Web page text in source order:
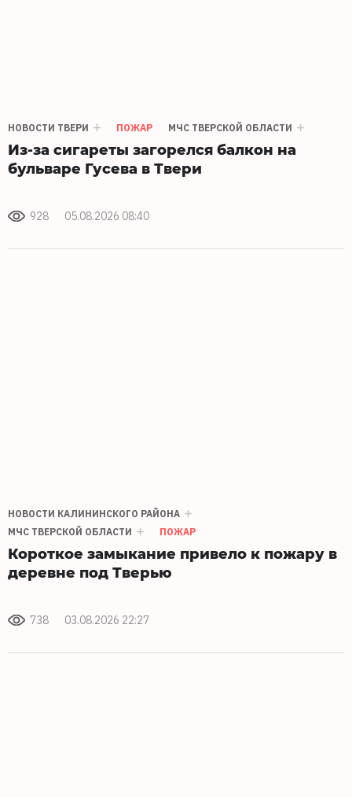
НОВОСТИ ТВЕРИ ПОЖАР МЧС ТВЕРСКОЙ ОБЛАСТИ
Из-за сигареты загорелся балкон на
бульваре Гусева в Твери
928 05.08.2026 08:40
НОВОСТИ КАЛИНИНСКОГО РАЙОНА
МЧС ТВЕРСКОЙ ОБЛАСТИ
ПОЖАР
Короткое замыкание привело к пожару в
деревне под Тверью
738 03.08.2026 22:27